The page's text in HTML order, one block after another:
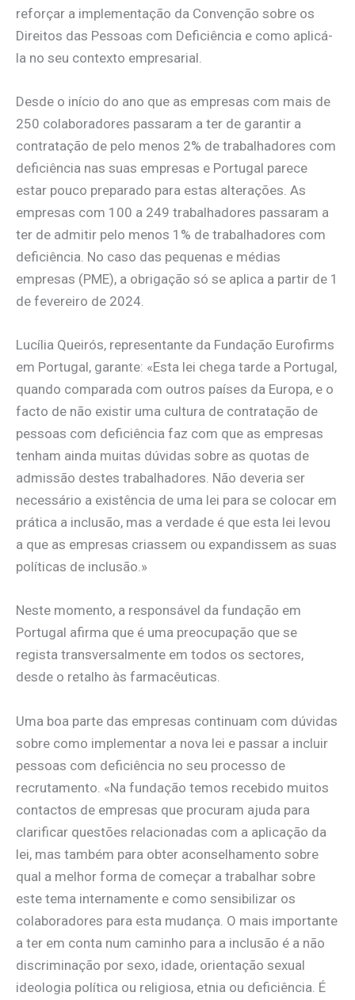
reforçar a implementação da Convenção sobre os
Direitos das Pessoas com Deficiência e como aplicá-
la no seu contexto empresarial.
Desde o início do ano que as empresas com mais de
250 colaboradores passaram a ter de garantir a
contratação de pelo menos 2% de trabalhadores com
deficiência nas suas empresas e Portugal parece
estar pouco preparado para estas alterações. As
empresas com 100 a 249 trabalhadores passaram a
ter de admitir pelo menos 1% de trabalhadores com
deficiência. No caso das pequenas e médias
empresas (PME), a obrigação só se aplica a partir de 1
de fevereiro de 2024.
Lucília Queirós, representante da Fundação Eurofirms
em Portugal, garante: «Esta lei chega tarde a Portugal,
quando comparada com outros países da Europa, e o
facto de não existir uma cultura de contratação de
pessoas com deficiência faz com que as empresas
tenham ainda muitas dúvidas sobre as quotas de
admissão destes trabalhadores. Não deveria ser
necessário a existência de uma lei para se colocar em
prática a inclusão, mas a verdade é que esta lei levou
a que as empresas criassem ou expandissem as suas
políticas de inclusão.»
Neste momento, a responsável da fundação em
Portugal afirma que é uma preocupação que se
regista transversalmente em todos os sectores,
desde o retalho às farmacêuticas.
Uma boa parte das empresas continuam com dúvidas
sobre como implementar a nova lei e passar a incluir
pessoas com deficiência no seu processo de
recrutamento. «Na fundação temos recebido muitos
contactos de empresas que procuram ajuda para
clarificar questões relacionadas com a aplicação da
lei, mas também para obter aconselhamento sobre
qual a melhor forma de começar a trabalhar sobre
este tema internamente e como sensibilizar os
colaboradores para esta mudança. O mais importante
a ter em conta num caminho para a inclusão é a não
discriminação por sexo, idade, orientação sexual
ideologia política ou religiosa, etnia ou deficiência. É